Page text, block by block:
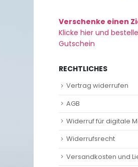
Verschenke einen
Klicke hier und
Gutschein
RECHTLICHES
Vertrag widerrufen
AGB
Widerruf für digitale
Widerrufsrecht
Versandkosten und